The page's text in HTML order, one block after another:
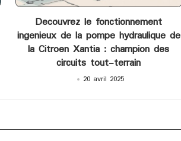
in
Decouvrez le fonctionnement
ingenieux de la pompe hydraulique de
la Citroen Xantia : champion des
circuits tout-terrain
20 avril 2025